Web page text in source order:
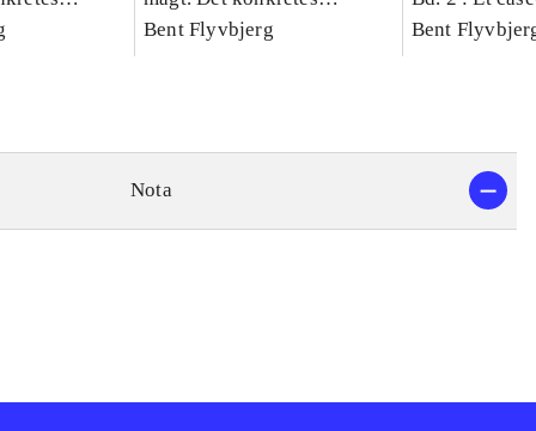
videnskab. Bind 1
Bent Flyvbjerg
studie af
Bent
Nota